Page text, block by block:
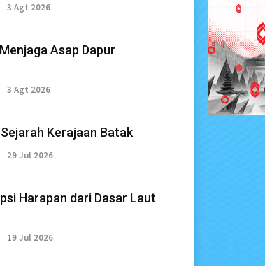
3 Agt 2026
Asap Dapur
3 Agt 2026
Kerajaan Batak
29 Jul 2026
Harapan dari Dasar Laut
19 Jul 2026